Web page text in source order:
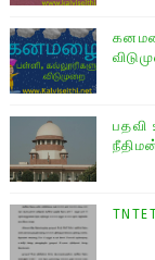
பதவி